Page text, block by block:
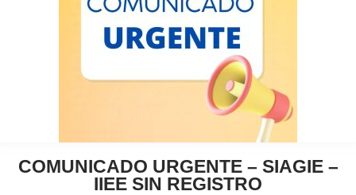
COMUNICADO URGENTE – SIAGIE –
IIEE SIN REGISTRO